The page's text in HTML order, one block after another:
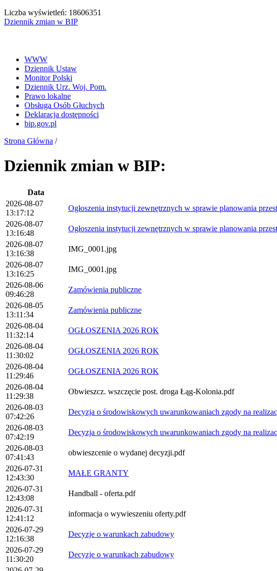
Liczba wyświetleń: 18606351
Dziennik zmian w BIP
WWW
Dziennik Ustaw
Monitor Polski
Dziennik Urz. Woj. Pom.
Prawo lokalne
Obsługa Osób Głuchych
Deklaracja dostępności
bip.gov.pl
Strona Główna /
Dziennik zmian w BIP:
Data
2026-08-07
13:17:12
Ogłoszenia instytucji zewnętrznych w sprawie planowania
2026-08-07
13:16:48
Ogłoszenia instytucji zewnętrznych w sprawie planowania
2026-08-07
13:16:38
IMG_0001.jpg
2026-08-07
13:16:25
IMG_0001.jpg
2026-08-06
09:46:28
Zamówienia publiczne
2026-08-05
13:11:34
Zamówienia publiczne
2026-08-04
11:32:14
OGŁOSZENIA 2026 ROK
2026-08-04
11:30:02
OGŁOSZENIA 2026 ROK
2026-08-04
11:29:46
OGŁOSZENIA 2026 ROK
2026-08-04
11:29:38
Obwieszcz. wszczęcie post. droga Łąg-Kolonia.pdf
2026-08-03
07:42:26
Decyzja o środowiskowych uwarunkowaniach zgody na
2026-08-03
07:42:19
Decyzja o środowiskowych uwarunkowaniach zgody na
2026-08-03
07:41:43
obwieszcenie o wydanej decyzji.pdf
2026-07-31
12:43:30
MAŁE GRANTY
2026-07-31
12:43:08
Handball - oferta.pdf
2026-07-31
12:41:12
informacja o wywieszeniu oferty.pdf
2026-07-29
12:16:38
Decyzje o warunkach zabudowy
2026-07-29
11:30:20
Decyzje o warunkach zabudowy